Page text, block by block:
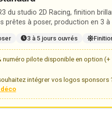
du studio 2D Racing, finition
prêtes à poser, production en 3 à
3 à 5 jours ouvrés
numéro pilote disponible en option (+
intégrer vos logos sponsors